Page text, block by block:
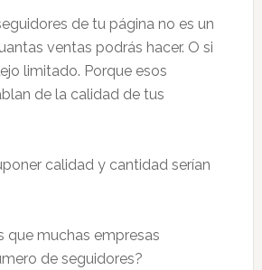
de tu página no es un
ventas podrás hacer. O si
limitado. Porque esos
de la calidad de tus
calidad y cantidad serían
que muchas empresas
de seguidores?